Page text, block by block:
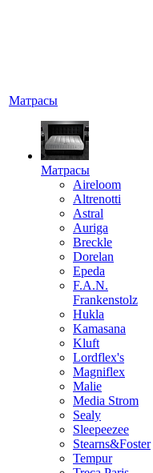
Матрасы
Матрасы
Aireloom
Altrenotti
Astral
Auriga
Breckle
Dorelan
Epeda
F.A.N.
Frankenstolz
Hukla
Kamasana
Kluft
Lordflex's
Magniflex
Malie
Media Strom
Sealy
Sleepeezee
Stearns&Foster
Tempur